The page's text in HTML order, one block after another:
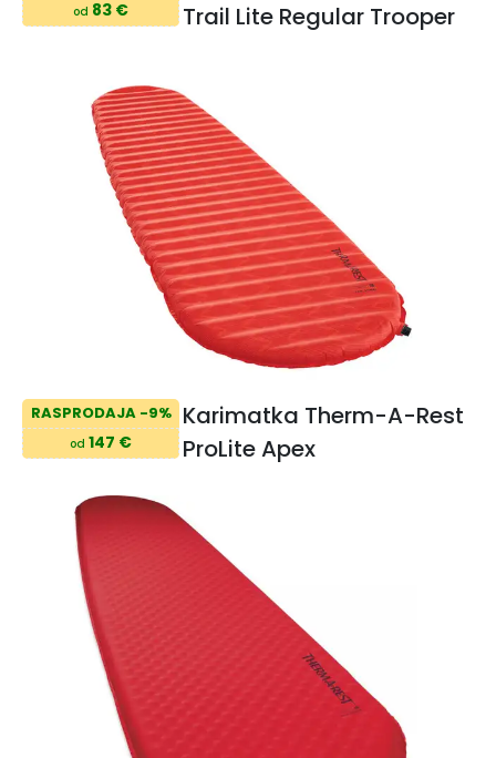
od 83 €
Trail Lite Regular Trooper
RASPRODAJA -9%
od 147 €
Karimatka Therm-A-Rest
ProLite Apex